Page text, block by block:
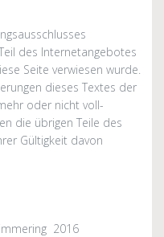
des Internetangebotes
Seite verwiesen wurde.
dieses Textes der
oder nicht voll-
die übrigen Teile des
Gültigkeit davon
2016